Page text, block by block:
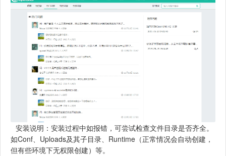
安装说明：安装过程中如报错，可尝试检查文件目录是否齐全。
如Conf、Uploads及其子目录、Runtime（正常情况会自动创建，
但有些环境下无权限创建）等。